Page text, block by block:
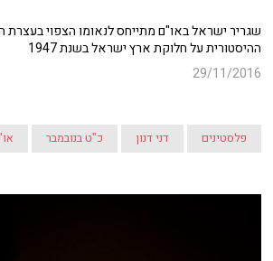
שגריר ישראל באו"ם מתייחס לנאומו הצפוי בעצרת
ההיסטורית על חלוקת ארץ ישראל בשנת 1947
29/11/2016
פלסטינים דני דנון כ"ט בנובמבר